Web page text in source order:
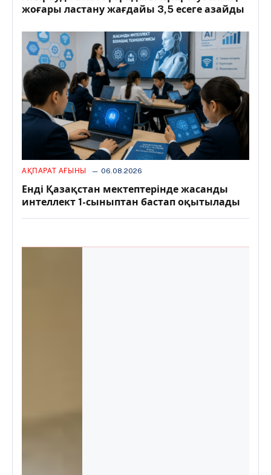
жоғары ластану жағдайы 3,5 есеге азайды
АҚПАРАТ АҒЫНЫ 06.08.2026
️Енді Қазақстан мектептерінде жасанды
интеллект 1-сыныптан бастап оқытылады